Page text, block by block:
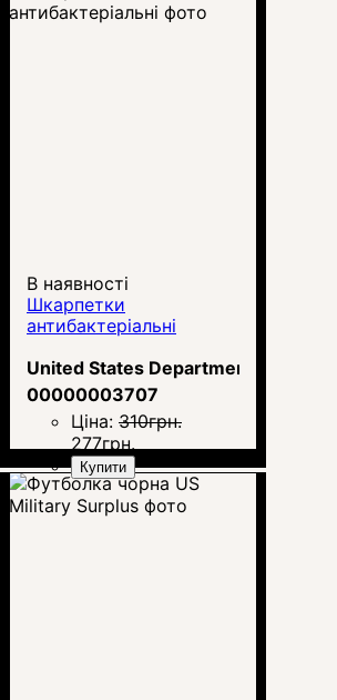
В наявності
Шкарпетки
антибактеріальні
United States Department of the
00000003707
Ціна: 310грн.
277грн.
Купити